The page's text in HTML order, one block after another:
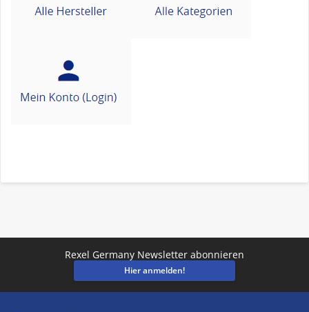
Rexel Germany Newsletter abonnieren
Hier anmelden!